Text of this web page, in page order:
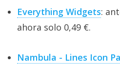
Everything Widgets:
ahora solo 0,49 €.
Nambula - Lines Icon